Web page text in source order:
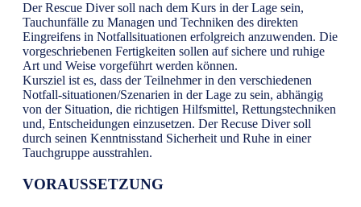
Der Rescue Diver soll nach dem Kurs in der Lage sein,
Tauchunfälle zu Managen und Techniken des direkten
Eingreifens in Notfallsituationen erfolgreich anzuwenden. Die
vorgeschriebenen Fertigkeiten sollen auf sichere und ruhige
Art und Weise vorgeführt werden können.
Kursziel ist es, dass der Teilnehmer in den verschiedenen
Notfall-situationen/Szenarien in der Lage zu sein, abhängig
von der Situation, die richtigen Hilfsmittel, Rettungstechniken
und, Entscheidungen einzusetzen. Der Recuse Diver soll
durch seinen Kenntnisstand Sicherheit und Ruhe in einer
Tauchgruppe ausstrahlen.
VORAUSSETZUNG